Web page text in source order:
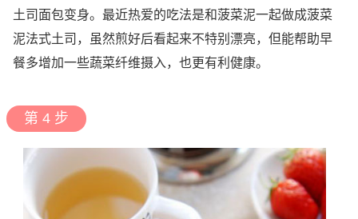
土司面包变身。最近热爱的吃法是和菠菜泥一起做成菠菜
泥法式土司，虽然煎好后看起来不特别漂亮，但能帮助早
餐多增加一些蔬菜纤维摄入，也更有利健康。
第 4 步